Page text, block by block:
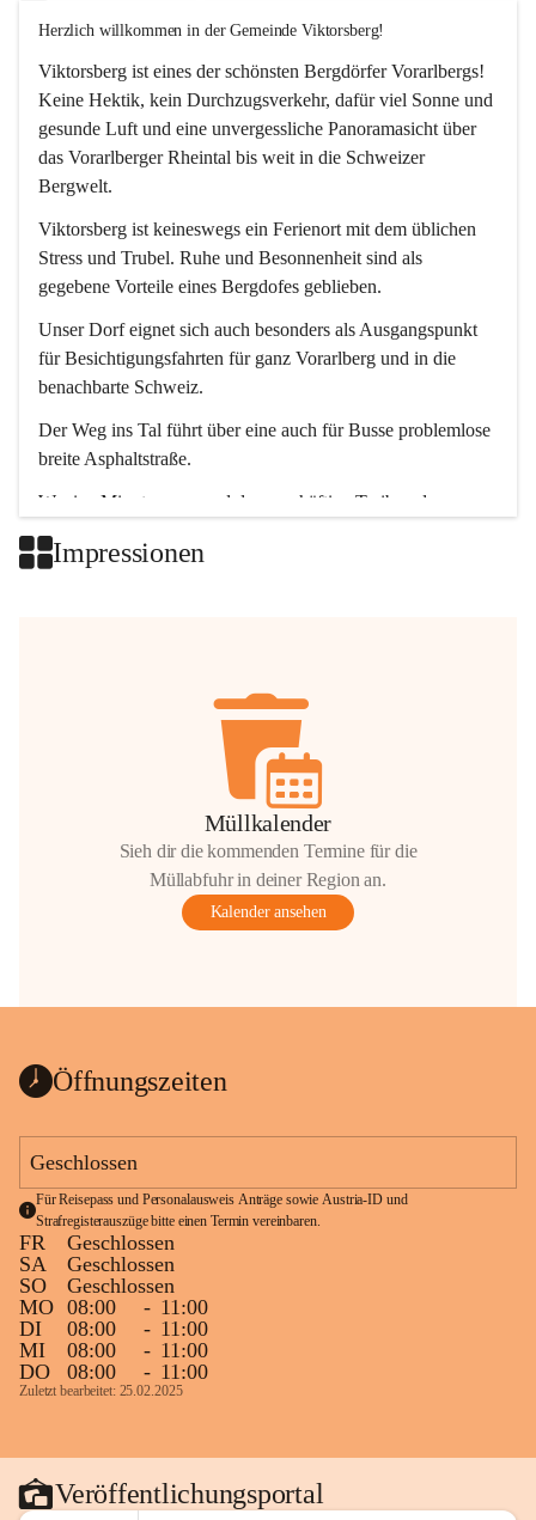
Herzlich willkommen in der Gemeinde Viktorsberg!
Viktorsberg ist eines der schönsten Bergdörfer Vorarlbergs!
Keine Hektik, kein Durchzugsverkehr, dafür viel Sonne und
gesunde Luft und eine unvergessliche Panoramasicht über
das Vorarlberger Rheintal bis weit in die Schweizer
Bergwelt.
Viktorsberg ist keineswegs ein Ferienort mit dem üblichen
Stress und Trubel. Ruhe und Besonnenheit sind als
gegebene Vorteile eines Bergdofes geblieben.
Unser Dorf eignet sich auch besonders als Ausgangspunkt
für Besichtigungsfahrten für ganz Vorarlberg und in die
benachbarte Schweiz.
Der Weg ins Tal führt über eine auch für Busse problemlose
breite Asphaltstraße.
Wenige Minuten nur, und das geschäftige Treiben der
Impressionen
Müllkalender
Sieh dir die kommenden Termine für die
Müllabfuhr in deiner Region an.
Kalender ansehen
Öffnungszeiten
Geschlossen
Für Reisepass und Personalausweis Anträge sowie Austria-ID und
Strafregisterauszüge bitte einen Termin vereinbaren.
FR
Geschlossen
SA
Geschlossen
SO
Geschlossen
MO 08:00 - 11:00
DI
08:00 - 11:00
MI
08:00 - 11:00
DO
08:00 - 11:00
Zuletzt bearbeitet: 25.02.2025
Veröffentlichungsportal